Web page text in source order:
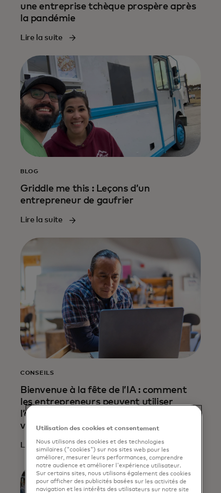
une entreprise tchèque prospère après
la pandémie
Lire la suite
BLOG
Griddle me this : Leçons d’un
entrepreneur de gaufrier
Lire la suite
CONSEILS
Bienvenue à la fête de l’IA : comment
les entrepreneurs peuvent utiliser
l’automatisation pour stimuler les
ventes
Lire la suite
Utilisation des cookies et consentement
Nous utilisons des cookies et des technologies
similaires ("cookies") sur nos sites web pour les
améliorer, mesurer leurs performances, comprendre
notre audience et améliorer l'expérience utilisateur.
Sur certains sites, nous utilisons également des cookies
pour afficher des publicités basées sur les activités de
navigation et les intérêts des utilisateurs sur notre site